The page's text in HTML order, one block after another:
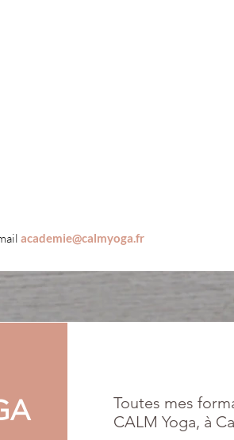
academie@calmyoga.fr
Toutes mes
CALM Yoga, à